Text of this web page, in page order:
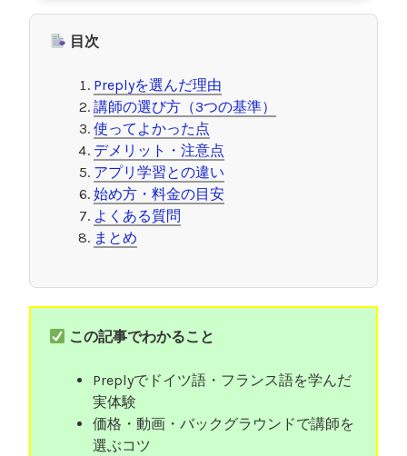
目次
Preplyを選んだ理由
講師の選び方（3つの基準）
使ってよかった点
デメリット・注意点
アプリ学習との違い
始め方・料金の目安
よくある質問
まとめ
この記事でわかること
Preplyでドイツ語・フランス語を学んだ
実体験
価格・動画・バックグラウンドで講師を
選ぶコツ